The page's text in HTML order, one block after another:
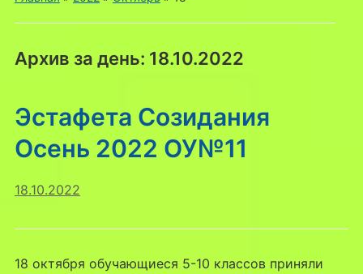
Архив за день: 18.10.2022
Эстафета Созидания
Осень 2022 ОУ№11
18.10.2022
18 октября обучающиеся 5-10 классов приняли